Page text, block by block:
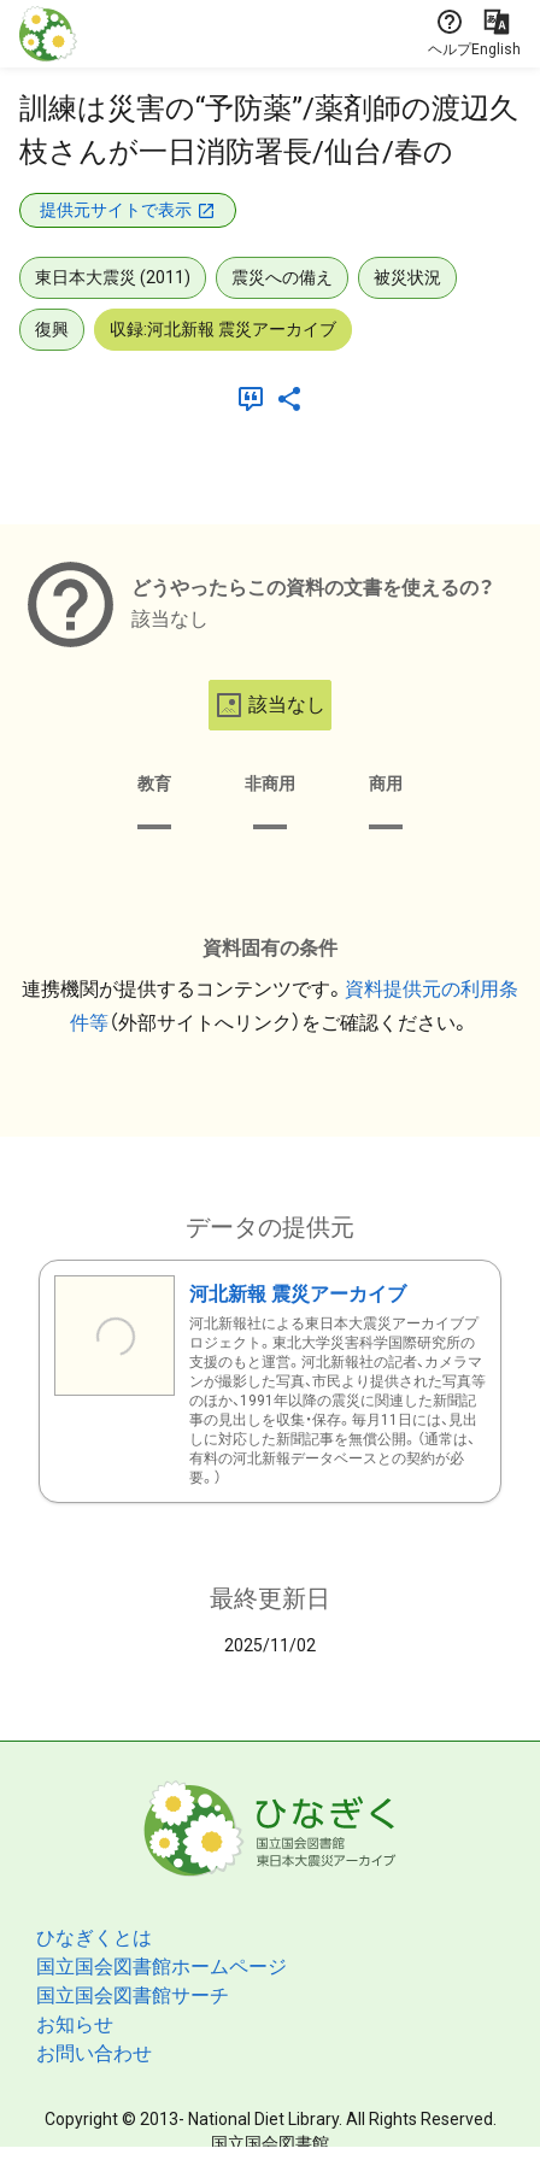
本文に飛ぶ
ヘルプEnglish
訓練は災害の“予防薬”/薬剤師の渡辺久
枝さんが一日消防署長/仙台/春の
提供元サイトで表示
東日本大震災 (2011) 震災への備え 被災状況
復興 収録:河北新報 震災アーカイブ
どうやったらこの資料の文書を使えるの？
該当なし
該当なし
教育 非商用 商用
資料固有の条件
連携機関が提供するコンテンツです。 資料提供元の利用条
件等（外部サイトへリンク）をご確認ください。
データの提供元
河北新報 震災アーカイブ
河北新報社による東日本大震災アーカイブプ
ロジェクト。東北大学災害科学国際研究所の
支援のもと運営。河北新報社の記者、カメラマ
ンが撮影した写真、市民より提供された写真等
のほか、1991年以降の震災に関連した新聞記
事の見出しを収集・保存。毎月11日には、見出
しに対応した新聞記事を無償公開。（通常は、
有料の河北新報データベースとの契約が必
要。）
最終更新日
2025/11/02
ひなぎくとは
国立国会図書館ホームページ
国立国会図書館サーチ
お知らせ
お問い合わせ
Copyright © 2013- National Diet Library. All Rights Reserved.